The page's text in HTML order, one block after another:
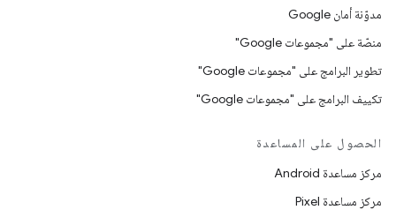
مدوّنة أمان Google
منصّة على "مجموعات Google"
تطوير البرامج على "مجموعات Google"
تكييف البرامج على "مجموعات Google"
الحصول على المساعدة
مركز مساعدة Android
مركز مساعدة Pixel